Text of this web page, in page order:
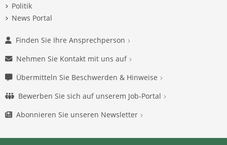
Politik
News Portal
Finden Sie Ihre Ansprechperson
Nehmen Sie Kontakt mit uns auf
Übermitteln Sie Beschwerden & Hinweise
Bewerben Sie sich auf unserem Job-Portal
Abonnieren Sie unseren Newsletter